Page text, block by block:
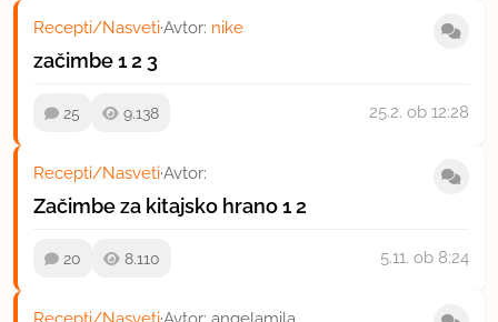
Recepti/Nasveti·Avtor: nike
začimbe1 2 3
25 9.138 25.2. ob 12:28
Recepti/Nasveti·Avtor:
Začimbe za kitajsko hrano1 2
20 8.110 5.11. ob 8:24